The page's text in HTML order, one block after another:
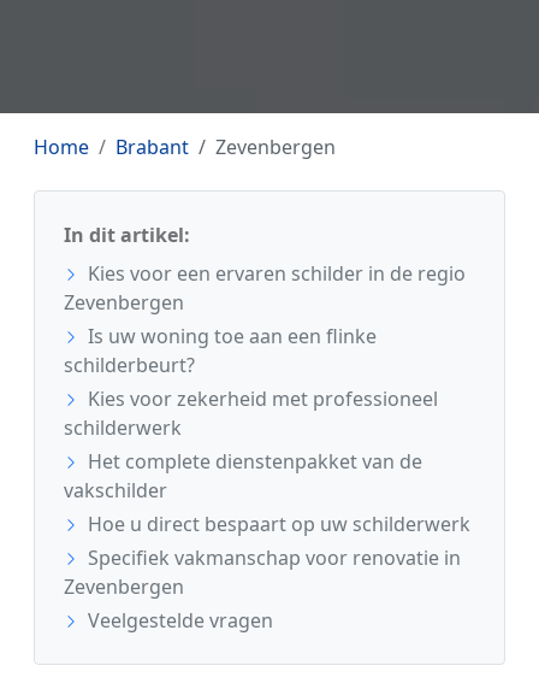
Home Brabant Zevenbergen
In dit artikel:
Kies voor een ervaren schilder in de regio
Zevenbergen
Is uw woning toe aan een flinke
schilderbeurt?
Kies voor zekerheid met professioneel
schilderwerk
Het complete dienstenpakket van de
vakschilder
Hoe u direct bespaart op uw schilderwerk
Specifiek vakmanschap voor renovatie in
Zevenbergen
Veelgestelde vragen